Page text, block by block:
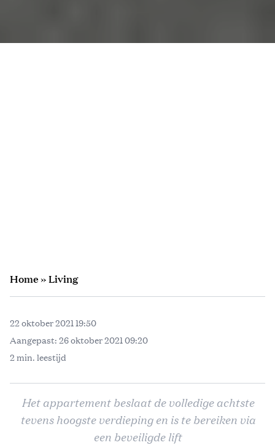
Home»Living
22 oktober 2021 19:50
Aangepast: 26 oktober 2021 09:20
2 min. leestijd
Het appartement beslaat de volledige achtste
tevens hoogste verdieping en is te bereiken via
een beveiligde lift